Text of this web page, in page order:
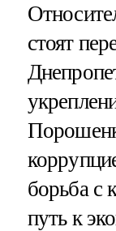
стоят
борьба с
путь к